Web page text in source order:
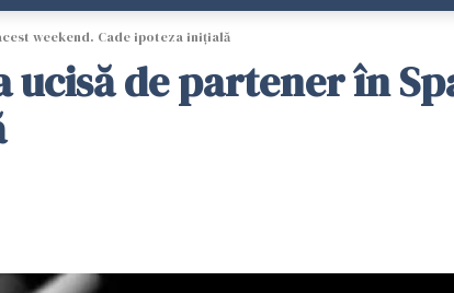
weekend. Cade ipoteza inițială
de partener în